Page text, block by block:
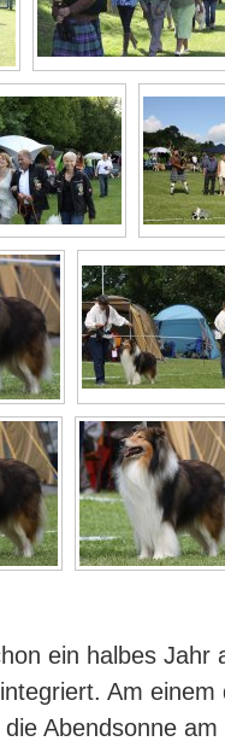
ein halbes Jahr
Am einem
Abendsonne